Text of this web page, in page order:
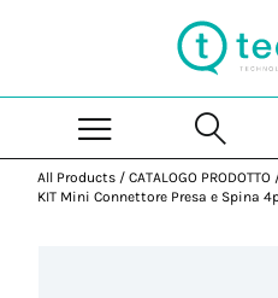
All Products / CATALOGO PRODOTTO
KIT Mini Connettore Presa e Spina